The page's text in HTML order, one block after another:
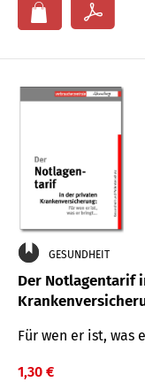
GESUNDHEIT
Der Notlagentarif
Für wen er ist, was
1,30 €